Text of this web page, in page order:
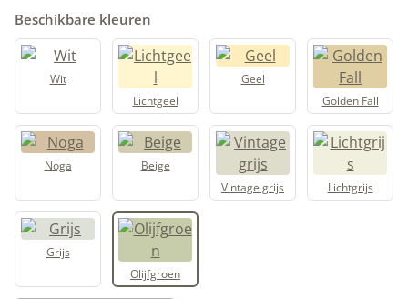
Beschikbare kleuren
Wit
Lichtgeel
Geel
Golden Fall
Noga
Beige
Vintage grijs
Lichtgrijs
Grijs
Olijfgroen